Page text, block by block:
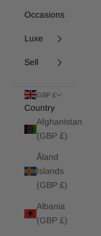
Occasions
Luxe
Sell
GBP £
Country
Afghanistan
(GBP £)
Åland
Islands
(GBP £)
Albania
(GBP £)